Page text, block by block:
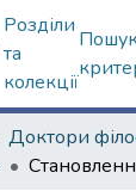
Розділи
та
колекції
Доктори